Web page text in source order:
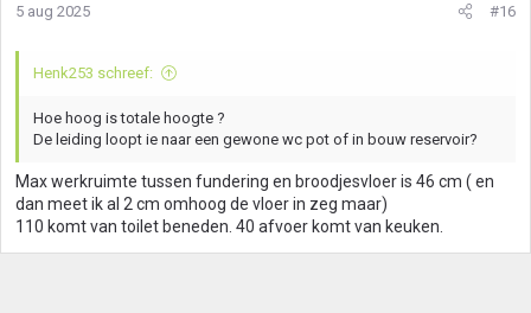
5 aug 2025 #16
Henk253 schreef:
Hoe hoog is totale hoogte ?
De leiding loopt ie naar een gewone wc pot of in bouw reservoir?
Max werkruimte tussen fundering en broodjesvloer is 46 cm ( en
dan meet ik al 2 cm omhoog de vloer in zeg maar)
110 komt van toilet beneden. 40 afvoer komt van keuken.